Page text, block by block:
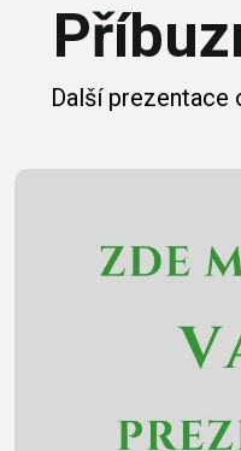
Další prezentace